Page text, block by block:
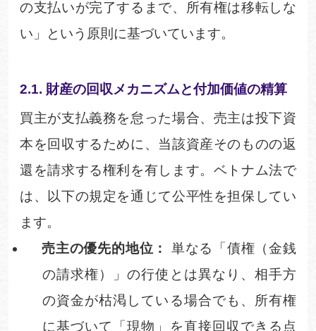
の支払いが完了するまで、所有権は移転しな
い」という原則に基づいています。
2.1. 財産の回収メカニズムと付加価値の精算
買主が支払義務を怠った場合、売主は投下資
本を回収するために、当該資産そのものの返
還を請求する権利を有します。ベトナム法で
は、以下の規定を通じて公平性を担保してい
ます。
売主の優先的地位：
単なる「債権（金銭
の請求権）」の行使とは異なり、相手方
の資金が枯渇している場合でも、所有権
に基づいて「現物」を直接回収できる点